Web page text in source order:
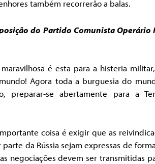
também recorrerão a balas.
do Partido Comunista Operário
é esta para a histeria
Agora toda a burguesia do
preparar-se abertamente para a
coisa é exigir que as
da Rússia sejam expressas de
negociações devem ser transmitidas